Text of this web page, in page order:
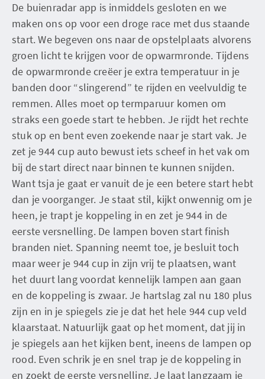
De buienradar app is inmiddels gesloten en we
maken ons op voor een droge race met dus staande
start. We begeven ons naar de opstelplaats alvorens
groen licht te krijgen voor de opwarmronde. Tijdens
de opwarmronde creëer je extra temperatuur in je
banden door “slingerend” te rijden en veelvuldig te
remmen. Alles moet op termparuur komen om
straks een goede start te hebben. Je rijdt het rechte
stuk op en bent even zoekende naar je start vak. Je
zet je 944 cup auto bewust iets scheef in het vak om
bij de start direct naar binnen te kunnen snijden.
Want tsja je gaat er vanuit de je een betere start hebt
dan je voorganger. Je staat stil, kijkt onwennig om je
heen, je trapt je koppeling in en zet je 944 in de
eerste versnelling. De lampen boven start finish
branden niet. Spanning neemt toe, je besluit toch
maar weer je 944 cup in zijn vrij te plaatsen, want
het duurt lang voordat kennelijk lampen aan gaan
en de koppeling is zwaar. Je hartslag zal nu 180 plus
zijn en in je spiegels zie je dat het hele 944 cup veld
klaarstaat. Natuurlijk gaat op het moment, dat jij in
je spiegels aan het kijken bent, ineens de lampen op
rood. Even schrik je en snel trap je de koppeling in
en zoekt de eerste versnelling. Je laat langzaam je